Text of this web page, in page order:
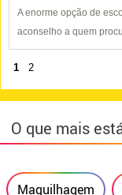
A enorme opção de
aconselho a quem
1 2
O que mais
Maquilhagem